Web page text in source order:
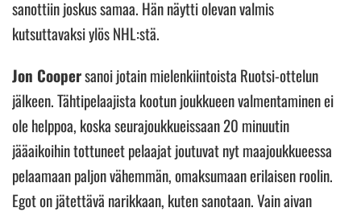
sanottiin joskus samaa. Hän näytti olevan valmis
kutsuttavaksi ylös NHL:stä.
Jon Coopersanoi jotain mielenkiintoista Ruotsi-ottelun
jälkeen. Tähtipelaajista kootun joukkueen valmentaminen ei
ole helppoa, koska seurajoukkueissaan 20 minuutin
jääaikoihin tottuneet pelaajat joutuvat nyt maajoukkueessa
pelaamaan paljon vähemmän, omaksumaan erilaisen roolin.
Egot on jätettävä narikkaan, kuten sanotaan. Vain aivan